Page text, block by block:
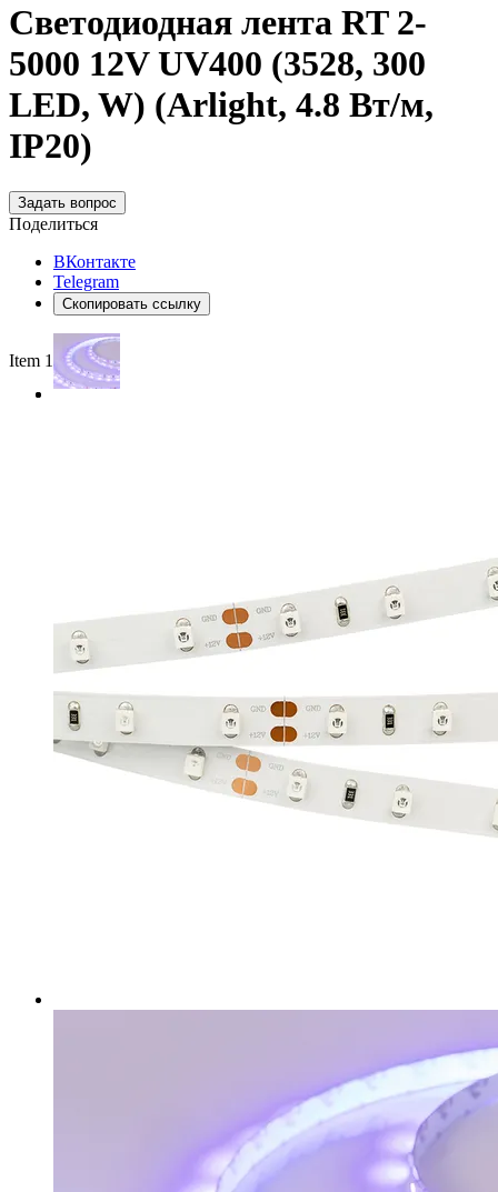
Светодиодная лента RT 2-
5000 12V UV400 (3528, 300
LED, W) (Arlight, 4.8 Вт/м,
IP20)
Задать вопрос
Поделиться
ВКонтакте
Telegram
Скопировать ссылку
Item 1 of 2